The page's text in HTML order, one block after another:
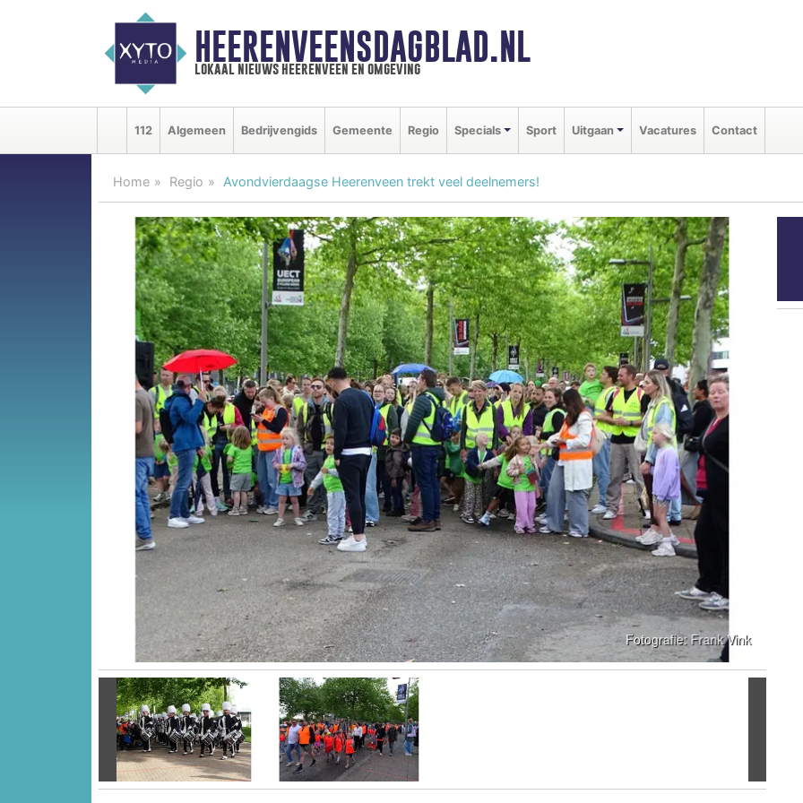
HEERENVEENSDAGBLAD.NL
lokaal nieuws heerenveen en omgeving
112 Algemeen Bedrijvengids Gemeente Regio Specials Sport Uitgaan Vacatures Contact
Home Regio Avondvierdaagse Heerenveen trekt veel deelnemers!
Vorige